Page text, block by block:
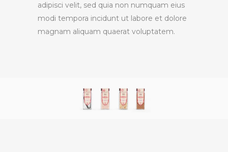
adipisci velit, sed quia non numquam eius
modi tempora incidunt ut labore et dolore
magnam aliquam quaerat voluptatem.